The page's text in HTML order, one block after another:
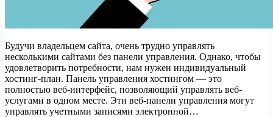
Будучи владельцем сайта, очень трудно управлять
несколькими сайтами без панели управления. Однако, чтобы
удовлетворить потребности, нам нужен индивидуальный
хостинг-план. Панель управления хостингом — это
полностью веб-интерфейс, позволяющий управлять веб-
услугами в одном месте. Эти веб-панели управления могут
управлять учетными записями электронной…